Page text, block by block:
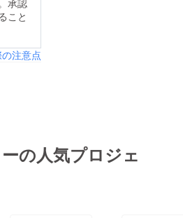
こと
注意点
の人気プロジェ